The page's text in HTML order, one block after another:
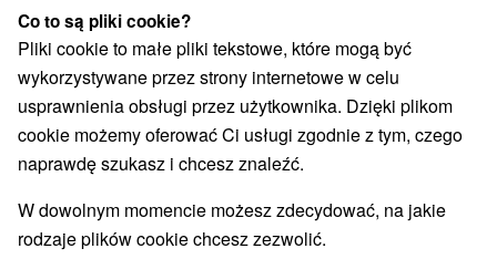
Tory gokartowe(1) Pola golfowe
Miejsca sakralne(3) Zamki(2) Chaty górskie(2)
Skanseny(2) Jazda konna(1) Zamki, pałace, ruiny
Wieże obserwacyjne i chodniki(7)
Atrakcje z adrenaliną(1)
Ośrodki i miasteczka dziecięce(1)
Atrakcje dla dzieci(11) Escaperoom(1)
Ogrody zoologiczne i fermy zwierząt(2)
Co to są pliki cookie?
Pliki cookie to małe pliki tekstowe, które mogą być
wykorzystywane przez strony internetowe w celu
usprawnienia obsługi przez użytkownika. Dzięki plikom
cookie możemy oferować Ci usługi zgodnie z tym, czego
naprawdę szukasz i chcesz znaleźć.
W dowolnym momencie możesz zdecydować, na jakie
rodzaje plików cookie chcesz zezwolić.